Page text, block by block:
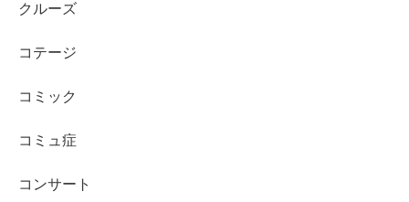
クルーズ
コテージ
コミック
コミュ症
コンサート